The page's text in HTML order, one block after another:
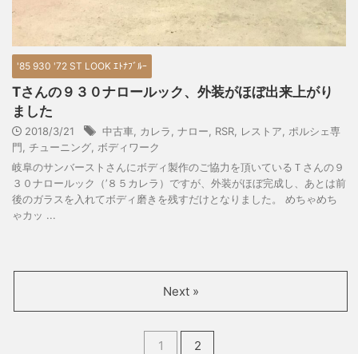
'85 930 '72 ST LOOK ｴﾄﾅﾌﾞﾙｰ
Tさんの９３０ナロールック、外装がほぼ出来上がり
ました
2018/3/21 中古車 カレラ ナロー RSR レストア
ポルシェ専
門 チューニング ボディワーク
岐阜のサンバーストさんにボディ製作のご協力を頂いているＴさんの９
３０ナロールック（’８５カレラ）ですが、外装がほぼ完成し、あとは前
後のガラスを入れてボディ磨きを残すだけとなりました。 めちゃめち
ゃカッ ...
1 2
Next »